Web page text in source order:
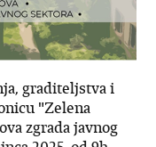
graditeljstva i
"Zelena
zgrada javnog